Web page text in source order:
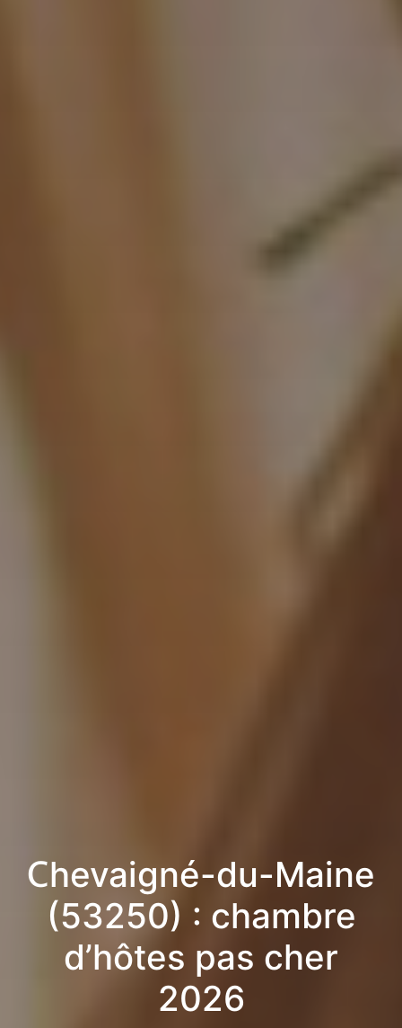
Chevaigné-du-Maine
(53250) : chambre
d’hôtes pas cher
2026